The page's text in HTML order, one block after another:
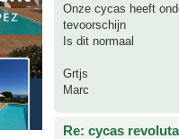
Onze cycas heeft
tevoorschijn
Is dit normaal
Grtjs
Marc
Re: cycas